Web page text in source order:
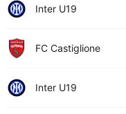
Inter U19
FC Castiglione
Inter U19